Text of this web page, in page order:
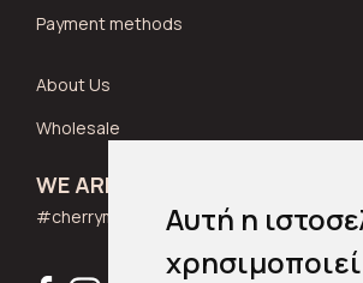
Αυτή η
Payment methods
About Us
Wholesale
WE ARE SOCIAL
#cherrymuse_wear